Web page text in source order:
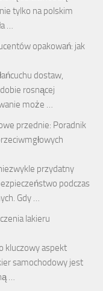
tylko na polskim
…
opakowań: jak
dostaw,
rosnącej
może …
przednie: Poradnik
przydatny
podczas
Gdy …
lakieru
kluczowy aspekt
samochodowy jest
…